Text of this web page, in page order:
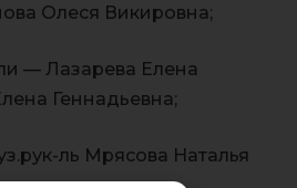
Олеся Викировна;
— Лазарева Елена
Геннадьевна;
ль Мрясова Наталья